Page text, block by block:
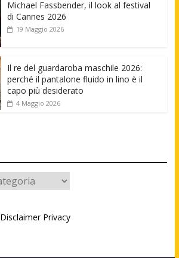
Michael Fassbender, il look al festival
di Cannes 2026
19 Maggio 2026
Il re del guardaroba maschile 2026:
perché il pantalone fluido in lino è il
capo più desiderato
4 Maggio 2026
Disclaimer Privacy